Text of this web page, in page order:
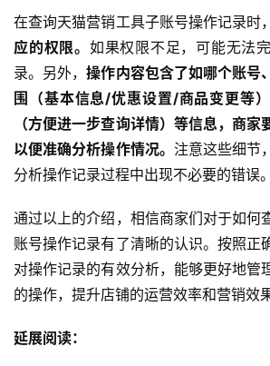
在查询天猫营销工具子账号操作记录时
应的权限。 如果权限不足，可能无法
录。另外，操作内容包含了如哪个账号
围（基本信息/优惠设置/商品变更等
（方便进一步查询详情）等信息，商家
以便准确分析操作情况。 注意这些细节
分析操作记录过程中出现不必要的错误。
通过以上的介绍，相信商家们对于如何
账号操作记录有了清晰的认识。按照正
对操作记录的有效分析，能够更好地管
的操作，提升店铺的运营效率和营销效果
延展阅读：